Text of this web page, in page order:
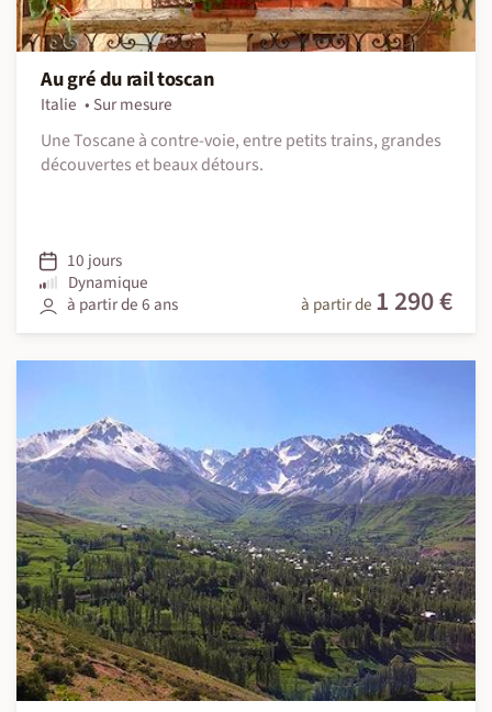
Au gré du rail toscan
Italie
Sur mesure
Une Toscane à contre-voie, entre petits trains, grandes
découvertes et beaux détours.
10 jours
Dynamique
à partir de 6 ans
à partir de 1 290 €